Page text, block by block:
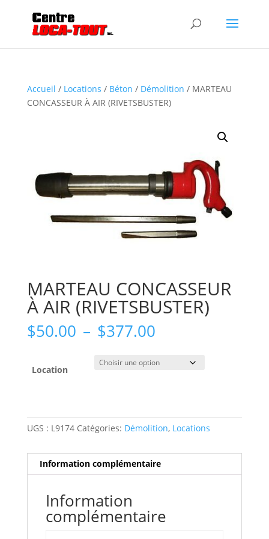
Accueil / Locations / Béton / Démolition / MARTEAU
CONCASSEUR À AIR (RIVETSBUSTER)
MARTEAU CONCASSEUR
À AIR (RIVETSBUSTER)
$50.00 – $377.00Plage
prix :
$50.00
Location
UGS : L9174 Catégories: Démolition, Locations
Information complémentaire
Information
complémentaire